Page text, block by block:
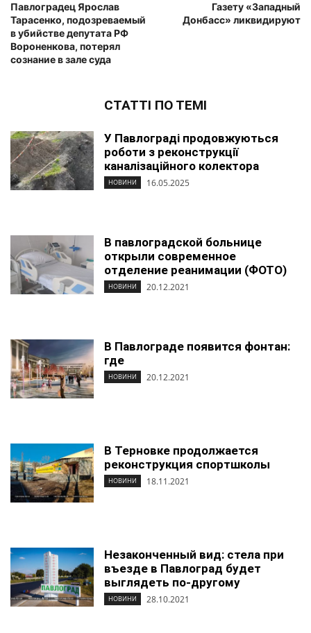
Павлоградец Ярослав
Тарасенко, подозреваемый
в убийстве депутата РФ
Вороненкова, потерял
сознание в зале суда
Газету «Западный
Донбасс» ликвидируют
СТАТТІ ПО ТЕМІ
У Павлограді продовжуються
роботи з реконструкції
каналізаційного колектора
НОВИНИ 16.05.2025
В павлоградской больнице
открыли современное
отделение реанимации (ФОТО)
НОВИНИ 20.12.2021
В Павлограде появится фонтан:
где
НОВИНИ 20.12.2021
В Терновке продолжается
реконструкция спортшколы
НОВИНИ 18.11.2021
Незаконченный вид: стела при
въезде в Павлоград будет
выглядеть по-другому
НОВИНИ 28.10.2021